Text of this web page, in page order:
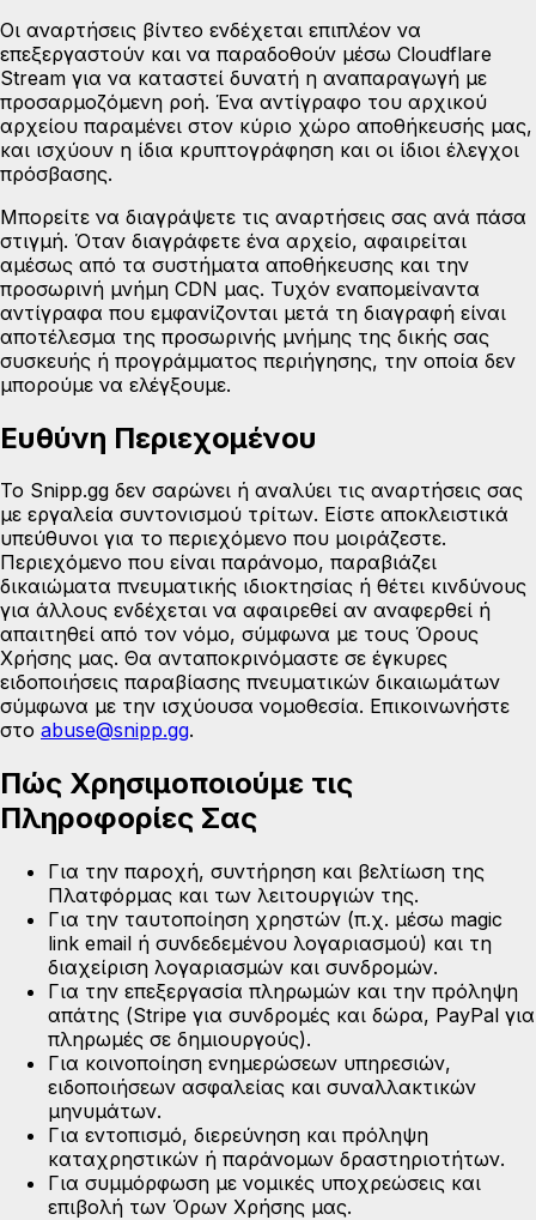
Οι αναρτήσεις βίντεο ενδέχεται επιπλέον να
επεξεργαστούν και να παραδοθούν μέσω Cloudflare
Stream για να καταστεί δυνατή η αναπαραγωγή με
προσαρμοζόμενη ροή. Ένα αντίγραφο του αρχικού
αρχείου παραμένει στον κύριο χώρο αποθήκευσής μας,
και ισχύουν η ίδια κρυπτογράφηση και οι ίδιοι έλεγχοι
πρόσβασης.
Μπορείτε να διαγράψετε τις αναρτήσεις σας ανά πάσα
στιγμή. Όταν διαγράφετε ένα αρχείο, αφαιρείται
αμέσως από τα συστήματα αποθήκευσης και την
προσωρινή μνήμη CDN μας. Τυχόν εναπομείναντα
αντίγραφα που εμφανίζονται μετά τη διαγραφή είναι
αποτέλεσμα της προσωρινής μνήμης της δικής σας
συσκευής ή προγράμματος περιήγησης, την οποία δεν
μπορούμε να ελέγξουμε.
Ευθύνη Περιεχομένου
Το Snipp.gg δεν σαρώνει ή αναλύει τις αναρτήσεις σας
με εργαλεία συντονισμού τρίτων. Είστε αποκλειστικά
υπεύθυνοι για το περιεχόμενο που μοιράζεστε.
Περιεχόμενο που είναι παράνομο, παραβιάζει
δικαιώματα πνευματικής ιδιοκτησίας ή θέτει κινδύνους
για άλλους ενδέχεται να αφαιρεθεί αν αναφερθεί ή
απαιτηθεί από τον νόμο, σύμφωνα με τους Όρους
Χρήσης μας. Θα ανταποκρινόμαστε σε έγκυρες
ειδοποιήσεις παραβίασης πνευματικών δικαιωμάτων
σύμφωνα με την ισχύουσα νομοθεσία. Επικοινωνήστε
στο abuse@snipp.gg.
Πώς Χρησιμοποιούμε τις
Πληροφορίες Σας
Για την παροχή, συντήρηση και βελτίωση της
Πλατφόρμας και των λειτουργιών της.
Για την ταυτοποίηση χρηστών (π.χ. μέσω magic
link email ή συνδεδεμένου λογαριασμού) και τη
διαχείριση λογαριασμών και συνδρομών.
Για την επεξεργασία πληρωμών και την πρόληψη
απάτης (Stripe για συνδρομές και δώρα, PayPal για
πληρωμές σε δημιουργούς).
Για κοινοποίηση ενημερώσεων υπηρεσιών,
ειδοποιήσεων ασφαλείας και συναλλακτικών
μηνυμάτων.
Για εντοπισμό, διερεύνηση και πρόληψη
καταχρηστικών ή παράνομων δραστηριοτήτων.
Για συμμόρφωση με νομικές υποχρεώσεις και
επιβολή των Όρων Χρήσης μας.